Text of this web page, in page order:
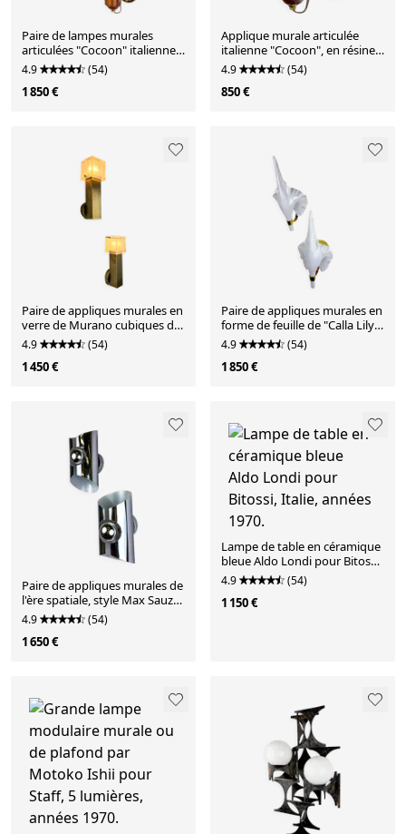
Paire de lampes murales
articulées "Cocoon" italiennes,
en résine et pin, années 1970.
4.9 (54)
1 850 €
Applique murale articulée
italienne "Cocoon", en résine
et pin, années 1970.
4.9 (54)
850 €
Paire de appliques murales en
verre de Murano cubiques de
Gaetano Sciolari, Italie, vers
les années 1970.
4.9 (54)
1 450 €
Paire de appliques murales en
forme de feuille de "Calla Lily",
en verre de Murano et laiton
doré, vers les années 1970,
Italie.
4.9 (54)
1 850 €
Paire de appliques murales de
l'ère spatiale, style Max Sauze,
France, années 1970
4.9 (54)
1 650 €
Lampe de table en céramique
bleue Aldo Londi pour Bitossi,
Italie, années 1970.
4.9 (54)
1 150 €